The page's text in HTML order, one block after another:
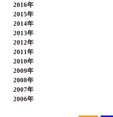
2016年
2015年
2014年
2013年
2012年
2011年
2010年
2009年
2008年
2007年
2006年